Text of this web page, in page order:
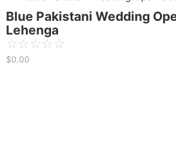
Blue Pakistani Wedding
Lehenga
☆☆☆☆☆
$0.00